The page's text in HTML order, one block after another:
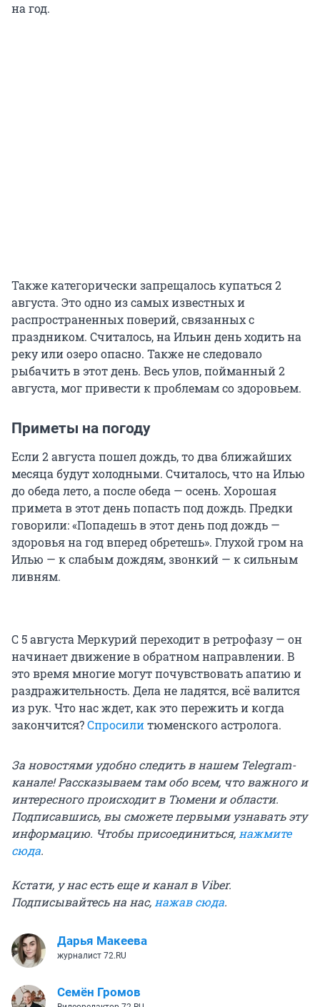
на год.
Также категорически запрещалось купаться 2
августа. Это одно из самых известных и
распространенных поверий, связанных с
праздником. Считалось, на Ильин день ходить на
реку или озеро опасно. Также не следовало
рыбачить в этот день. Весь улов, пойманный 2
августа, мог привести к проблемам со здоровьем.
Приметы на погоду
Если 2 августа пошел дождь, то два ближайших
месяца будут холодными. Считалось, что на Илью
до обеда лето, а после обеда — осень. Хорошая
примета в этот день попасть под дождь. Предки
говорили: «Попадешь в этот день под дождь —
здоровья на год вперед обретешь». Глухой гром на
Илью — к слабым дождям, звонкий — к сильным
ливням.
С 5 августа Меркурий переходит в ретрофазу — он
начинает движение в обратном направлении. В
это время многие могут почувствовать апатию и
раздражительность. Дела не ладятся, всё валится
из рук. Что нас ждет, как это пережить и когда
закончится?Спросилитюменского астролога.
За новостями удобно следить в нашем Telegram-
канале! Рассказываем там обо всем, что важного и
интересного происходит в Тюмени и области.
Подписавшись, вы сможете первыми узнавать эту
информацию. Чтобы присоединиться, нажмите
сюда.
Кстати, у нас есть еще и канал в Viber.
Подписывайтесь на нас, нажав сюда.
Дарья Макеева
журналист 72.RU
Семён Громов